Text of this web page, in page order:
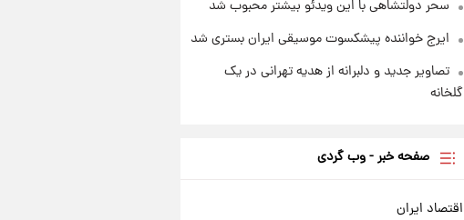
سحر دولتشاهی با این ویدئو بیشتر محبوب شد
ایرج خواننده پیشکسوت موسیقی ایران بستری شد
تصاویر جدید و دلبرانه از هدیه تهرانی در یک
گلخانه
صفحه خبر - وب گردی
اقتصاد ایران